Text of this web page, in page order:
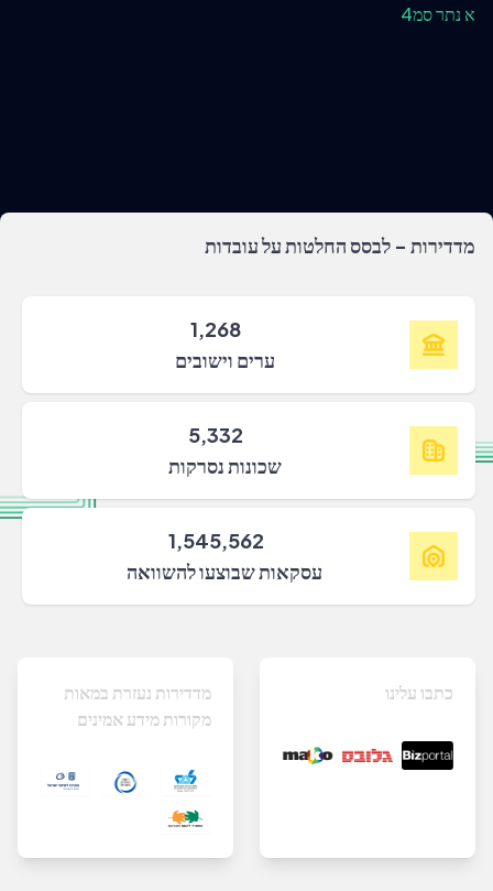
א נתר סמ4
מדדירות - לבסס החלטות על עובדות
1,268
ערים וישובים
5,332
שכונות נסרקות
1,545,562
עסקאות שבוצעו להשוואה
מדדירות נעזרת במאות
מקורות מידע אמינים
כתבו עלינו